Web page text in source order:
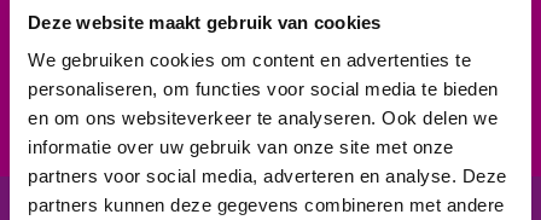
Deze website maakt gebruik van cookies
We gebruiken cookies om content en advertenties te
personaliseren, om functies voor social media te bieden
en om ons websiteverkeer te analyseren. Ook delen we
informatie over uw gebruik van onze site met onze
partners voor social media, adverteren en analyse. Deze
partners kunnen deze gegevens combineren met andere
problemen oplossen, daar raak je niet gestrest van. Je
hebt ruimtelijk inzicht; je ziet snel hoe een constructie
of een ontwerp in elkaar zit. En je bent flexibel.